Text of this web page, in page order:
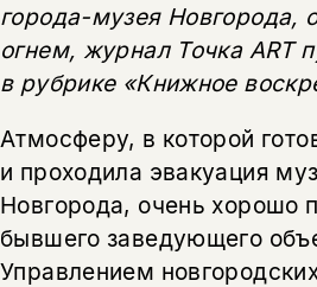
города-музея Новгорода,
огнем, журнал Точка ART
в рубрике «Книжное
Атмосферу, в которой
и проходила эвакуация
Новгорода, очень хорошо
бывшего заведующего
Управлением